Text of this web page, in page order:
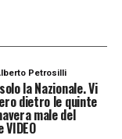
più
evidente
Petrosilli
la Nazionale. Vi
dietro le quinte
male del